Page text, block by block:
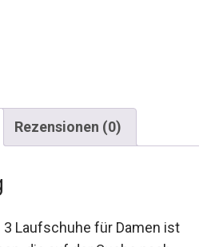
Rezensionen (0)
die auf der Suche nach